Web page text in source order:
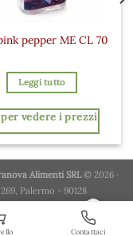
pepper ME CL 70
Leggi tutto
vedere i prezzi
Alimenti SRL© 2026 ·
Palermo - 90128
×
Contattaci